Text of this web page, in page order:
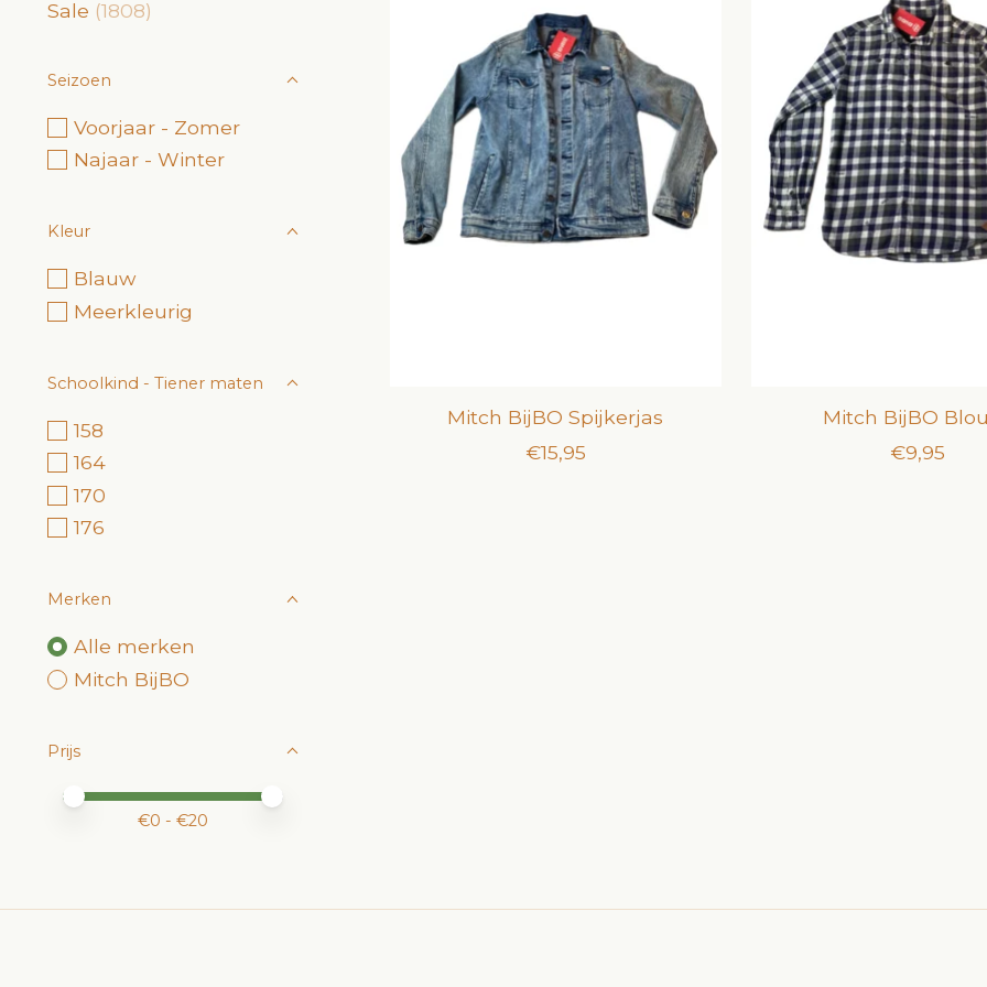
Sale (1808)
Seizoen
Voorjaar - Zomer
Najaar - Winter
Kleur
Blauw
Meerkleurig
Schoolkind - Tiener maten
158
164
170
176
Merken
Alle merken
Mitch BijBO
Prijs
Minimale prijswaarde
Price maximum value
€0 - €20
Mitch BijBO Spijkerjas
€15,95
Mitch BijBO
€9,95